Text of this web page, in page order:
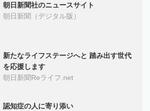
朝日新聞社のニュースサイト
朝日新聞（デジタル版）
新たなライフステージへと 踏み出す世代
を応援します
朝日新聞Reライフ.net
認知症の人に寄り添い